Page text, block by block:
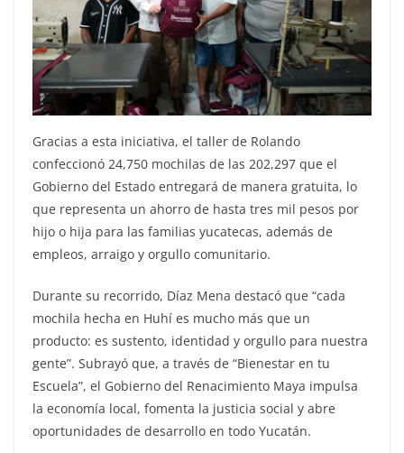
Gracias a esta iniciativa, el taller de Rolando
confeccionó 24,750 mochilas de las 202,297 que el
Gobierno del Estado entregará de manera gratuita, lo
que representa un ahorro de hasta tres mil pesos por
hijo o hija para las familias yucatecas, además de
empleos, arraigo y orgullo comunitario.
Durante su recorrido, Díaz Mena destacó que “cada
mochila hecha en Huhí es mucho más que un
producto: es sustento, identidad y orgullo para nuestra
gente”. Subrayó que, a través de “Bienestar en tu
Escuela”, el Gobierno del Renacimiento Maya impulsa
la economía local, fomenta la justicia social y abre
oportunidades de desarrollo en todo Yucatán.